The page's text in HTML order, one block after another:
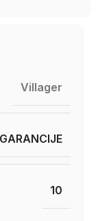
Villager
10